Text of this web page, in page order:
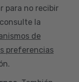
para no recibir
la
de
preferencias